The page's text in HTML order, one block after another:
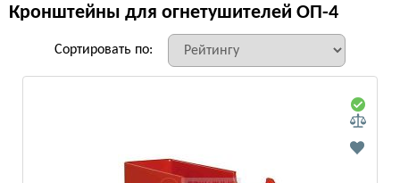
Кронштейны для огнетушителей ОП-4
Сортировать по: